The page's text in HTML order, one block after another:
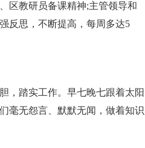
区教研员备课精神;主管领导和
反思，不断提高，每周多达5
踏实工作。早七晚七跟着太阳
毫无怨言、默默无闻，做着知识